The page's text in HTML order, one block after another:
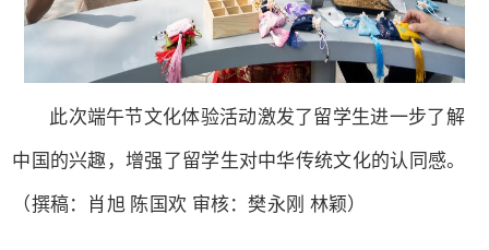
此次端午节文化体验活动激发了留学生进一步了解
中国的兴趣，增强了留学生对中华传统文化的认同感。
（撰稿：肖旭 陈国欢 审核：樊永刚 林颖）